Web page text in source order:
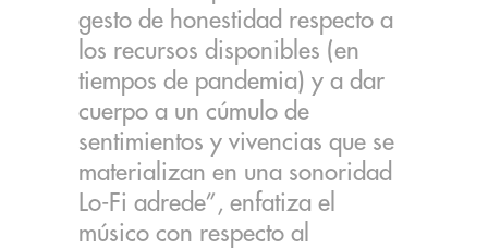
gesto de honestidad respecto a
los recursos disponibles (en
tiempos de pandemia) y a dar
cuerpo a un cúmulo de
sentimientos y vivencias que se
materializan en una sonoridad
Lo-Fi adrede”, enfatiza el
músico con respecto al